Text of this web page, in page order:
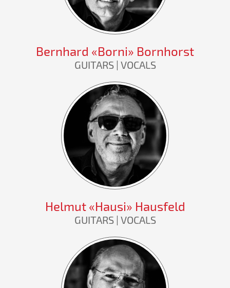
Bernhard «Borni» Bornhorst
GUITARS | VOCALS
Helmut «Hausi» Hausfeld
GUITARS | VOCALS